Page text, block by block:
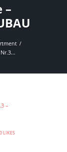
–
0LIKES